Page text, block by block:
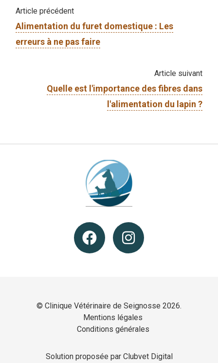
Article précédent
Alimentation du furet domestique : Les
erreurs à ne pas faire
Article suivant
Quelle est l'importance des fibres dans
l'alimentation du lapin ?
© Clinique Vétérinaire de Seignosse 2026.
Mentions légales
Conditions générales
Solution proposée par Clubvet Digital